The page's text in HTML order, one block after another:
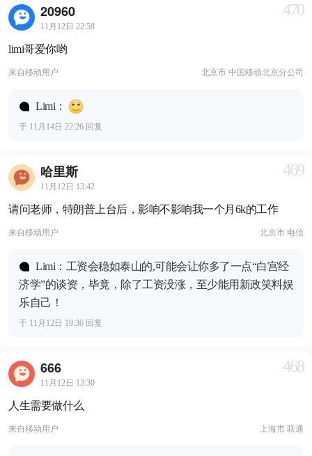
20960
11月12日 22:58
470
limi哥爱你哟
来自移动用户 北京市 中国移动北京分公司
Limi：
于 11月14日 22:26 回复
哈里斯
11月12日 13:42
469
请问老师，特朗普上台后，影响不影响我一个月6k的工作
来自移动用户 北京市 电信
Limi：工资会稳如泰山的,可能会让你多了一点“白宫经
济学”的谈资，毕竟，除了工资没涨，至少能用新政笑料娱
乐自己！
于 11月12日 19:36 回复
666
11月12日 13:30
468
人生需要做什么
来自移动用户 上海市 联通